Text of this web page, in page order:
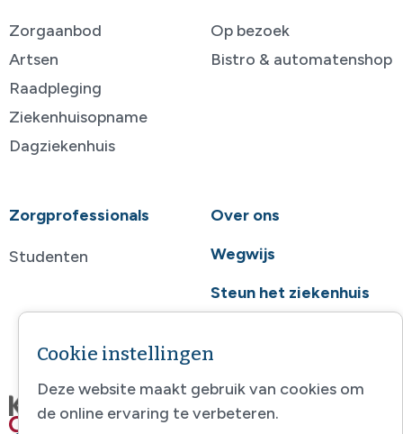
Zorgaanbod
Artsen
Raadpleging
Ziekenhuisopname
Dagziekenhuis
Op bezoek
Bistro & automatenshop
Zorgprofessionals
Studenten
Over ons
Wegwijs
Steun het ziekenhuis
Cookie instellingen
Deze website maakt gebruik van cookies om
de online ervaring te verbeteren.